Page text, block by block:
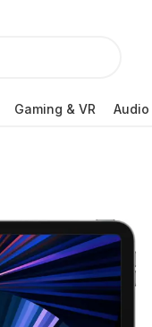
Gaming & VR